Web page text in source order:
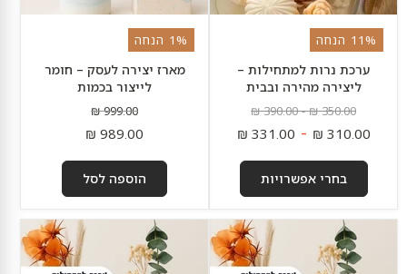
11% הנחה
ערכת נרות למתחילות –
ליצירה מהירה ובבית
מחיר
מקורי
350.00 ₪
-מחיר
מקורי
390.00 ₪
310.00 ₪
-
331.00 ₪
בחרי אפשרויות
1% הנחה
מארז יצירה לעסק – חומר
לייצור בכמות
מחיר
מקורי
999.00 ₪
מחיר
נוכחי
989.00 ₪
הוספה לסל
מתקדם
ראשונה